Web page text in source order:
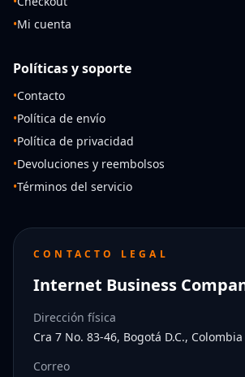
•Mi cuenta
Políticas y soporte
•Contacto
•Política de envío
•Política de privacidad
•Devoluciones y reembolsos
•Términos del servicio
CONTACTO LEGAL
Internet Business
Dirección física
Cra 7 No. 83-46, Bogotá D.C., Colombia
Correo